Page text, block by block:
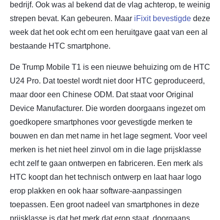
bedrijf. Ook was al bekend dat de vlag achterop, te weinig
strepen bevat. Kan gebeuren. Maar iFixit bevestigde deze
week dat het ook echt om een heruitgave gaat van een al
bestaande HTC smartphone.
De Trump Mobile T1 is een nieuwe behuizing om de HTC
U24 Pro. Dat toestel wordt niet door HTC geproduceerd,
maar door een Chinese ODM. Dat staat voor Original
Device Manufacturer. Die worden doorgaans ingezet om
goedkopere smartphones voor gevestigde merken te
bouwen en dan met name in het lage segment. Voor veel
merken is het niet heel zinvol om in die lage prijsklasse
echt zelf te gaan ontwerpen en fabriceren. Een merk als
HTC koopt dan het technisch ontwerp en laat haar logo
erop plakken en ook haar software-aanpassingen
toepassen. Een groot nadeel van smartphones in deze
prijsklasse is dat het merk dat erop staat, doorgaans